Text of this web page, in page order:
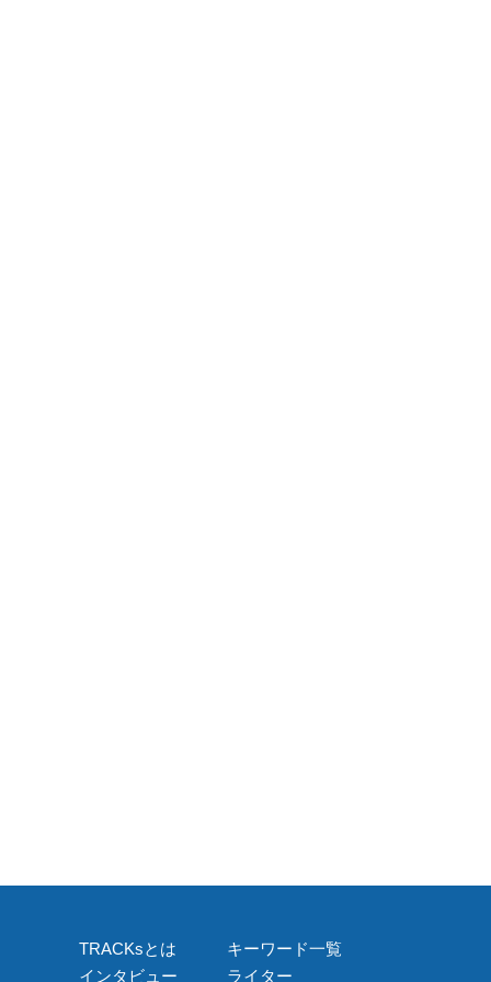
TRACKsとは
インタビュー
キーワード一覧
ライター